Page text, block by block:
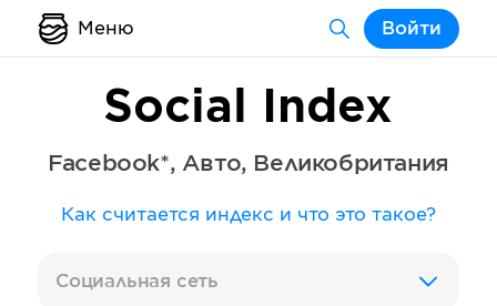
Меню Войти
Social Index
Facebook*, Авто, Великобритания
Как считается индекс и что это такое?
Социальная сеть